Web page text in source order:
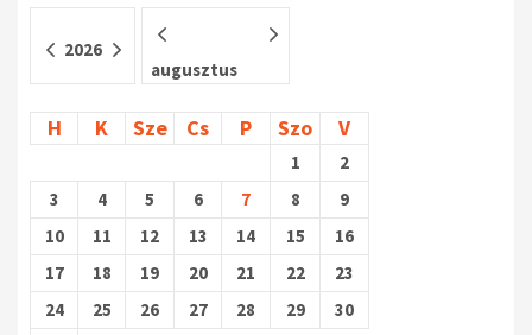
2026
augusztus
H K Sze Cs P Szo V
1
2
3
4 5 6 7 8
9
10
11 12 13 14 15
16
17
18 19 20 21 22
23
24
25 26 27 28 29 30